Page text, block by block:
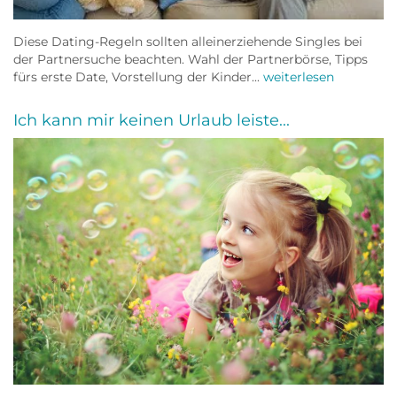
Diese Dating-Regeln sollten alleinerziehende Singles bei
der Partnersuche beachten. Wahl der Partnerbörse, Tipps
fürs erste Date, Vorstellung der Kinder... weiterlesen
Ich kann mir keinen Urlaub leiste...